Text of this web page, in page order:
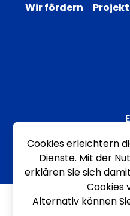
Wir fördern
Cookies erleichtern
Dienste. Mit der
erklären Sie sich
Cookies
Alternativ können